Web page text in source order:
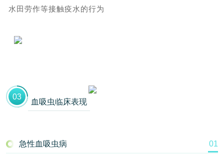
水田劳作等接触疫水的行为
03
血吸虫临床表现
急性血吸虫病 01